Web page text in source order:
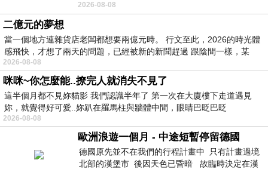
2026-08-08
二億元的夢想
當一個地方連雜貨店老闆都想要兩億元時。 行文至此，2026的時光體
感飛快，才想了兩天的問題，已經被新的新聞趕過 跟陰間一樣，某
2026-08-08
咪咪~你怎麼能..撩完人就消失不見了
這半個月都不見妳貓影 我們認識半年了 第一次在大廈樓下走道遇見
妳，就覺得好可愛..妳趴在羅馬柱與牆體中間，眼睛巴眨巴眨
2026-08-08
歐洲浪遊一個月 - 中途短暫停留德國
德國原先並不在我們的行程計畫中 只有計畫過境
北部的漢堡市 後因天色已昏暗 故臨時決定在漢